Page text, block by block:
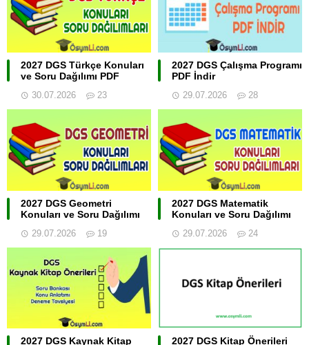
2027 DGS Türkçe Konuları
ve Soru Dağılımı PDF
30.07.2026 23
2027 DGS Çalışma Programı
PDF İndir
29.07.2026 28
2027 DGS Geometri
Konuları ve Soru Dağılımı
29.07.2026 19
2027 DGS Matematik
Konuları ve Soru Dağılımı
29.07.2026 24
2027 DGS Kaynak Kitap
2027 DGS Kitap Önerileri